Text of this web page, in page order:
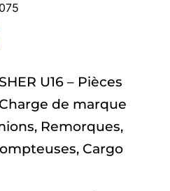
U16 – Pièces
de marque
Remorques,
Cargo